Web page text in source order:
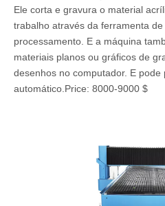
Ele corta e gravura o material
trabalho através da ferramenta
processamento. E a máquina
materiais planos ou gráficos de
desenhos no computador. E
automático.Price: 8000-9000 $